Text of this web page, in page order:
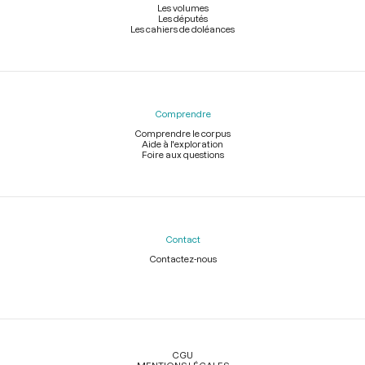
Les volumes
Les députés
Les cahiers de doléances
Comprendre
Comprendre le corpus
Aide à l'exploration
Foire aux questions
Contact
Contactez-nous
Légal
CGU